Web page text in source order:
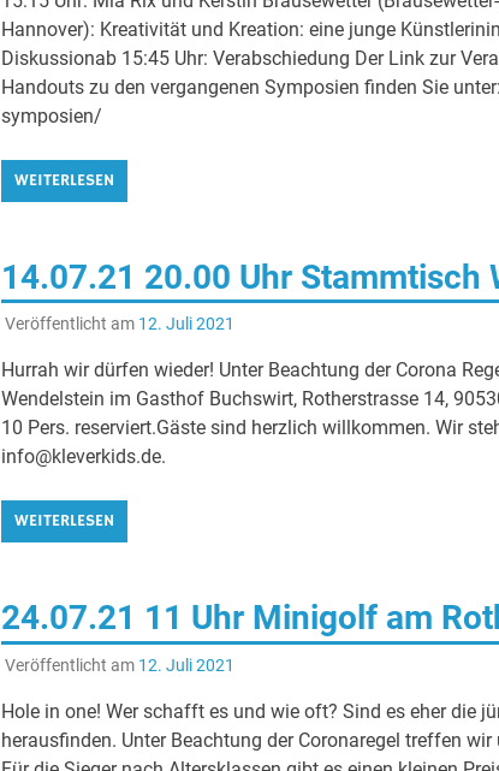
Hannover): Kreativität und Kreation: eine junge
Diskussionab 15:45 Uhr: Verabschiedung Der Link zur
Handouts zu den vergangenen Symposien finden Sie
symposien/
WEITERLESEN
14.07.21 20.00 Uhr Stammtisch
Veröffentlicht am 12. Juli 2021
Hurrah wir dürfen wieder! Unter Beachtung der Corona
Wendelstein im Gasthof Buchswirt, Rotherstrasse 14,
10 Pers. reserviert.Gäste sind herzlich willkommen. Wir
info@kleverkids.de.
WEITERLESEN
24.07.21 11 Uhr Minigolf am
Veröffentlicht am 12. Juli 2021
Hole in one! Wer schafft es und wie oft? Sind es eher die
herausfinden. Unter Beachtung der Coronaregel treffen